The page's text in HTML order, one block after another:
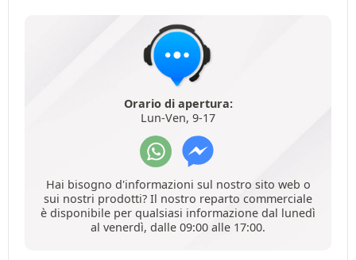
Orario di apertura:
Lun-Ven, 9-17
Hai bisogno d'informazioni sul nostro sito web o
sui nostri prodotti? Il nostro reparto commerciale
è disponibile per qualsiasi informazione dal lunedì
al venerdì, dalle 09:00 alle 17:00.